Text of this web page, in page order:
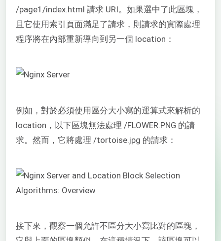
/page1/index.html 請求 URI。如果選中了此區塊，
且它使用索引頁面滿足了請求，則請求的實際處理
程序將在內部重新導向到另一個 location：
例如，對於必須使用區分大小寫的運算式來解析的
location，以下區塊無法處理 /FLOWER.PNG 的請
求。然而，它將處理 /tortoise.jpg 的請求：
接下來，觀察一個允許不區分大小寫比對的區塊，